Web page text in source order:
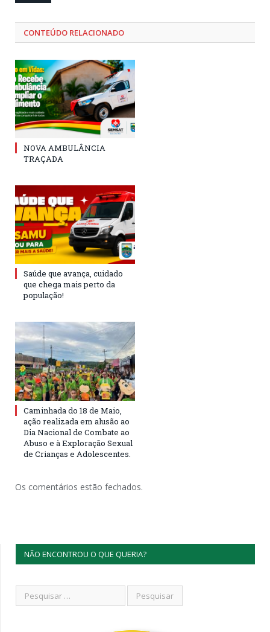
CONTEÚDO RELACIONADO
NOVA AMBULÂNCIA
TRAÇADA
Saúde que avança, cuidado
que chega mais perto da
população!
Caminhada do 18 de Maio,
ação realizada em alusão ao
Dia Nacional de Combate ao
Abuso e à Exploração Sexual
de Crianças e Adolescentes.
Os comentários estão fechados.
NÃO ENCONTROU O QUE QUERIA?